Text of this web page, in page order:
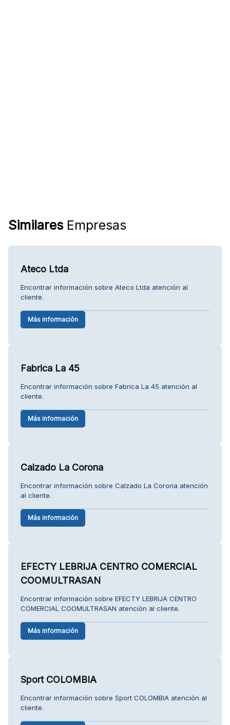
SimilaresEmpresas
Ateco Ltda
Encontrar información sobre Ateco Ltda atención al
cliente.
Más información
Fabrica La 45
Encontrar información sobre Fabrica La 45 atención al
cliente.
Más información
Calzado La Corona
Encontrar información sobre Calzado La Corona atención
al cliente.
Más información
EFECTY LEBRIJA CENTRO COMERCIAL
COOMULTRASAN
Encontrar información sobre EFECTY LEBRIJA CENTRO
COMERCIAL COOMULTRASAN atención al cliente.
Más información
Sport COLOMBIA
Encontrar información sobre Sport COLOMBIA atención al
cliente.